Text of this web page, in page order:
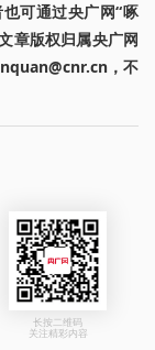
可通过央广网“啄
章版权归属央广网
，不
长按二维码
关注精彩内容